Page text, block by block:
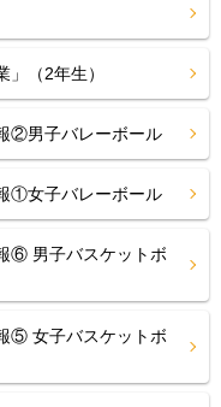
（2年生）
②男子バレーボール
①女子バレーボール
⑥ 男子バスケットボ
⑤ 女子バスケットボ